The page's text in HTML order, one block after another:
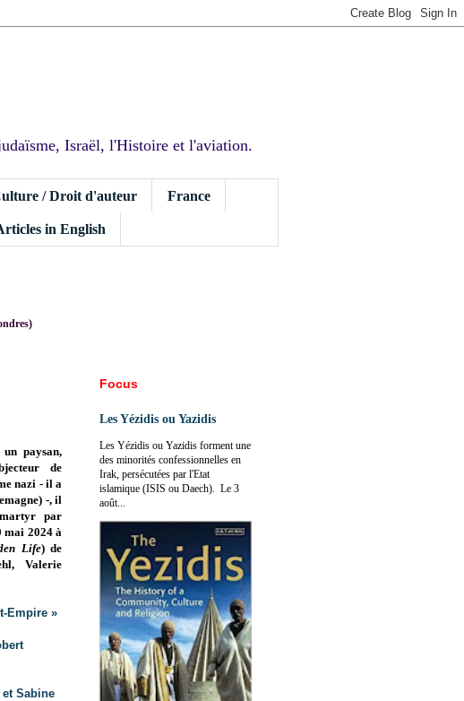
Israël, l'Histoire et l'aviation.
/ Droit d'auteur France
in English
paysan,
de
nazi - il a
-, il
par
mai 2024 à
Life) de
Valerie
Empire »
Sabine
Focus
Les Yézidis ou Yazidis
Les Yézidis ou Yazidis forment une
des minorités confessionnelles en
Irak, persécutées par l'Etat
islamique (ISIS ou Daech). Le 3
août...